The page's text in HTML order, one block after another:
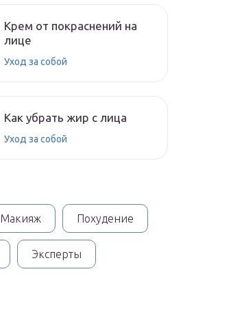
Крем от покраснений на
лице
Уход за собой
Как убрать жир с лица
Уход за собой
Макияж Похудение
Эксперты